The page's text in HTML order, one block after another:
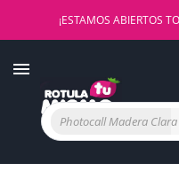
¡ESTAMOS ABIERTOS